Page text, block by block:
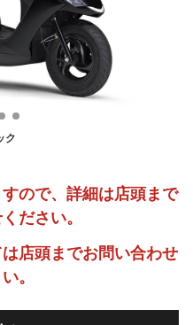
ク
ので、詳細は店頭まで
ださい。
店頭までお問い合わせ
。